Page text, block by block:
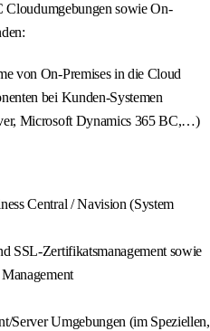
Cloudumgebungen sowie On-
von On-Premises in die Cloud
bei Kunden-Systemen
Microsoft Dynamics 365 BC,…)
Central / Navision (System
SSL-Zertifikatsmanagement sowie
Server Umgebungen (im Speziellen,